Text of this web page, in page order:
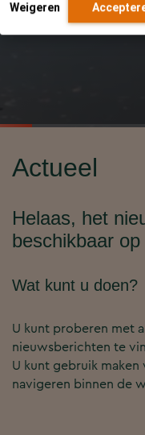
Weigeren
Actueel
Helaas, het
beschikbaar
Wat kunt u doen?
U kunt proberen met
nieuwsberichten te
U kunt gebruik
navigeren binnen de